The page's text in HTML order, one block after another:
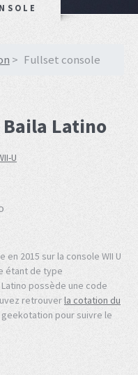
Fullset console
Baila Latino
U
2015 sur la console WII U
étant de type
Latino possède une code
retrouverla cotation du
pour suivre le